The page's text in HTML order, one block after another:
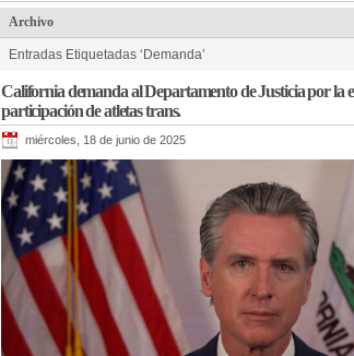
Archivo
Entradas Etiquetadas ‘Demanda’
California demanda al Departamento de Justicia por la
participación de atletas trans.
miércoles, 18 de junio de 2025